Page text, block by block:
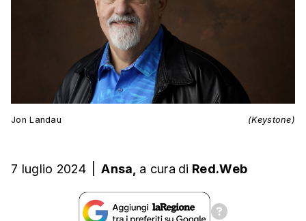
Jon Landau (Keystone)
7 luglio 2024 Ansa, a cura di Red.Web